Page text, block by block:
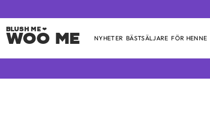
Woo Me NYHETER BÄSTSÄLJARE FÖR HENNE